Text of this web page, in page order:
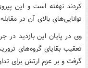
کردند نهفته است و این
توانایی‌های بالای آن در
وی در پایان این بازدید در
تعقیب بقایای گروه‌های
گرفت و بر عزم ارتش برای